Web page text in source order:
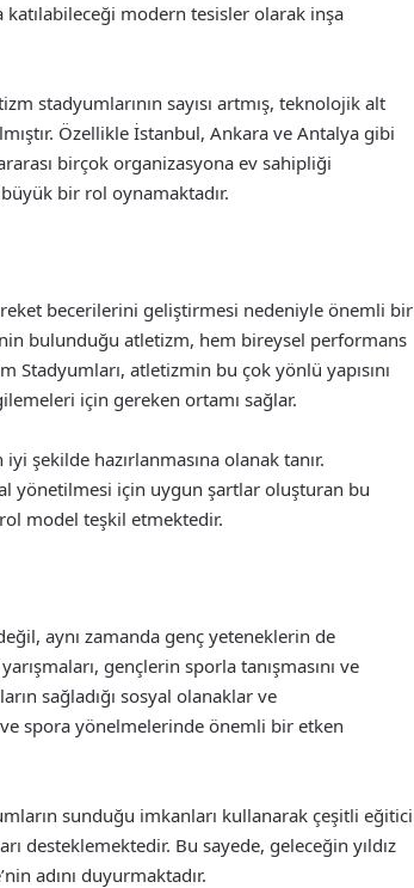
modern tesisler olarak inşa
stadyumlarının sayısı artmış, teknolojik alt
Özellikle İstanbul, Ankara ve Antalya gibi
birçok organizasyona ev sahipliği
bir rol oynamaktadır.
becerilerini geliştirmesi nedeniyle önemli bir
bulunduğu atletizm, hem bireysel performans
Stadyumları, atletizmin bu çok yönlü yapısını
için gereken ortamı sağlar.
şekilde hazırlanmasına olanak tanır.
yönetilmesi için uygun şartlar oluşturan bu
model teşkil etmektedir.
aynı zamanda genç yeteneklerin de
gençlerin sporla tanışmasını ve
sağladığı sosyal olanaklar ve
spora yönelmelerinde önemli bir etken
sunduğu imkanları kullanarak çeşitli eğitici
desteklemektedir. Bu sayede, geleceğin yıldız
adını duyurmaktadır.